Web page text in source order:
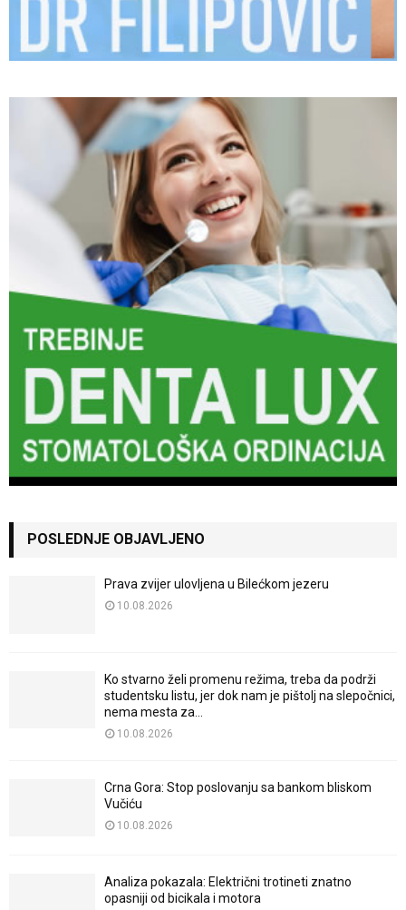
POSLEDNJE OBJAVLJENO
Prava zvijer ulovljena u Bilećkom jezeru
10.08.2026
Ko stvarno želi promenu režima, treba da podrži
studentsku listu, jer dok nam je pištolj na slepočnici,
nema mesta za...
10.08.2026
Crna Gora: Stop poslovanju sa bankom bliskom
Vučiću
10.08.2026
Analiza pokazala: Električni trotineti znatno
opasniji od bicikala i motora